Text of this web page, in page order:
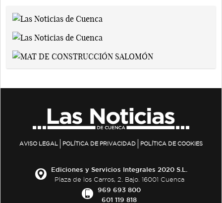
AVISO LEGAL POLÍTICA DE PRIVACIDAD POLÍTICA DE COOKIES
Ediciones y Servicios Integrales 2020 S.L.
Plaza de los Carros, 2. Bajo. 16001 Cuenca
969 693 800
601 119 818